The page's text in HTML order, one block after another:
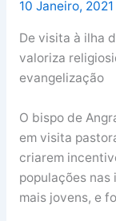
10 Janeiro, 2021
De visita à ilha
valoriza
evangelização
O bispo de
em visita
criarem
populações
mais jovens, e